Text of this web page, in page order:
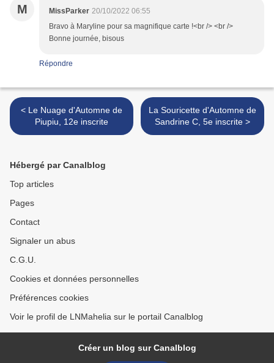
M MissParker 20/10/2022 06:55
Bravo à Maryline pour sa magnifique carte !<br /> <br />
Bonne journée, bisous
Répondre
< Le Nuage d'Automne de
Piupiu, 12e inscrite
La Souricette d'Automne de
Sandrine C, 5e inscrite >
Hébergé par Canalblog
Top articles
Pages
Contact
Signaler un abus
C.G.U.
Cookies et données personnelles
Préférences cookies
Voir le profil de LNMahelia sur le portail Canalblog
Créer un blog sur Canalblog